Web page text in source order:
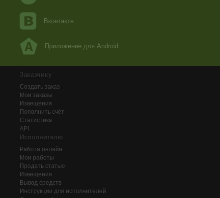
Вконтакте
Приложение для Android
Заказчику
Создать заказ
Мои заказы
Извещения
Пополнить счёт
Статистика
API
Исполнителю
Работа онлайн
Мои работы
Продать статью
Извещения
Вывод средств
Инструкции для исполнителей